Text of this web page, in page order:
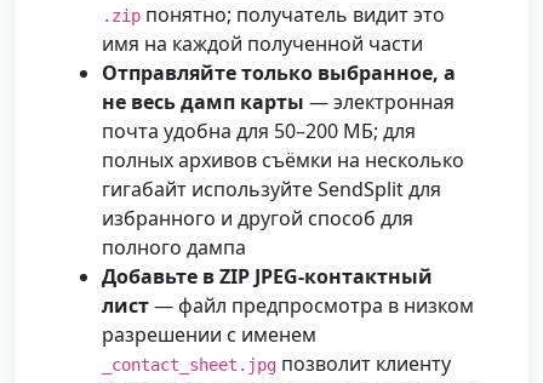
.zip понятно; получатель видит это
имя на каждой полученной части
Отправляйте только выбранное, а
не весь дамп карты — электронная
почта удобна для 50–200 МБ; для
полных архивов съёмки на несколько
гигабайт используйте SendSplit для
избранного и другой способ для
полного дампа
Добавьте в ZIP JPEG-контактный
лист— файл предпросмотра в низком
разрешении с именем
_contact_sheet.jpg позволит клиенту